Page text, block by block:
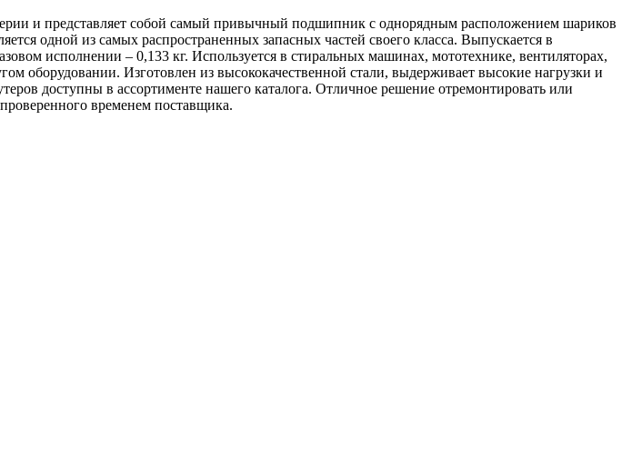
и представляет собой самый привычный подшипник с однорядным расположением шариков
одной из самых распространенных запасных частей своего класса. Выпускается в
исполнении – 0,133 кг. Используется в стиральных машинах, мототехнике, вентиляторах,
оборудовании. Изготовлен из высококачественной стали, выдерживает высокие нагрузки и
доступны в ассортименте нашего каталога. Отличное решение отремонтировать или
временем поставщика.